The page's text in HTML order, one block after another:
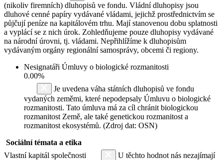
(nikoliv firemních) dluhopisů ve fondu. Vládní dluhopisy jsou
dluhové cenné papíry vydávané vládami, jejichž prostřednictvím se
půjčují peníze na kapitálovém trhu. Mají stanovenou dobu splatnosti
a vyplácí se z nich úrok. Zohledňujeme pouze dluhopisy vydávané
na národní úrovni, tj. vládami. Nepřihlížíme k dluhopisům
vydávaným orgány regionální samosprávy, obcemi či regiony.
Nesignatáři Úmluvy o biologické rozmanitosti
0.00%
Je uvedena váha státních dluhopisů ve fondu
vydaných zeměmi, které nepodepsaly Úmluvu o biologické
rozmanitosti. Tato úmluva má za cíl chránit biologickou
rozmanitost Země, ale také genetickou rozmanitost a
rozmanitost ekosystémů. (Zdroj dat: OSN)
Sociální témata a etika
Vlastní kapitál společnosti
U těchto hodnot nás nezajímají